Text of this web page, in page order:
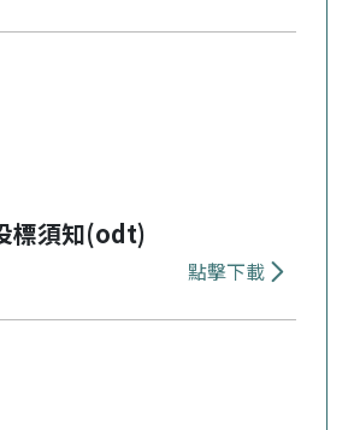
標須知(odt)
點擊下載